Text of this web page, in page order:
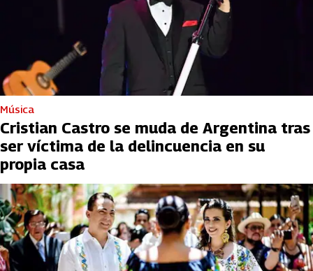
Música
Cristian Castro se muda de Argentina tras
ser víctima de la delincuencia en su
propia casa